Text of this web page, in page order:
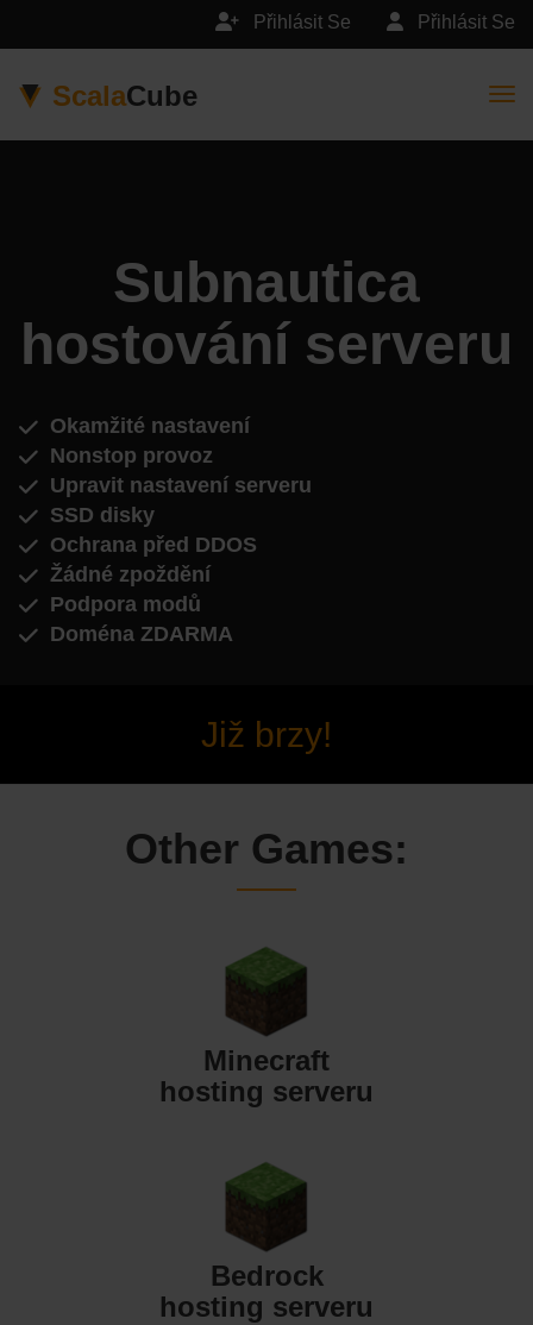
Přihlásit Se
Přihlásit Se
ScalaCube
Subnautica
hostování serveru
Okamžité nastavení
Nonstop provoz
Upravit nastavení serveru
SSD disky
Ochrana před DDOS
Žádné zpoždění
Podpora modů
Doména ZDARMA
Již brzy!
Other Games:
Minecraft
hosting serveru
Bedrock
hosting serveru